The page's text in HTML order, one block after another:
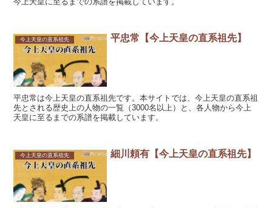
今上天皇の直系祖先 平忠常【今上天皇の直系祖先】
平忠常は今上天皇の直系祖先です。本サイトでは、今上天皇の直系祖
先とされる歴史上の人物の一覧（3000名以上）と、各人物から今上
天皇に至るまでの系譜を掲載しています。
今上天皇の直系祖先 細川頼有【今上天皇の直系祖先】